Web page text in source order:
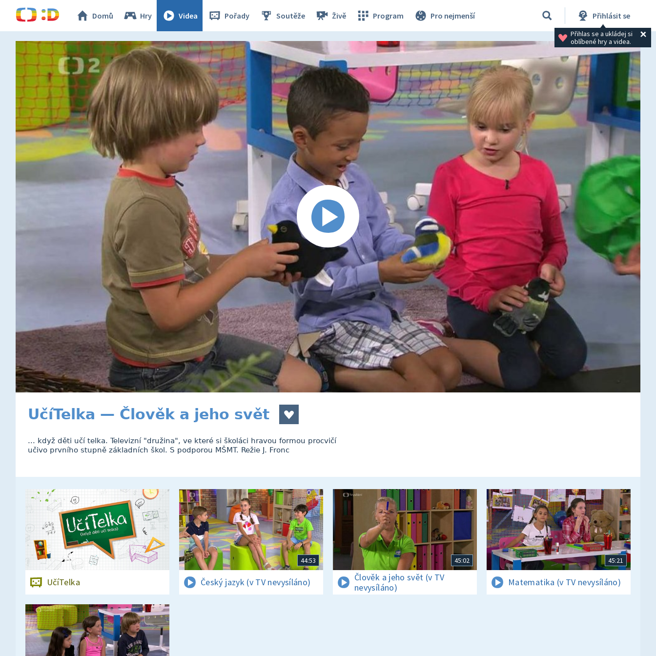
Domů Hry Videa Pořady Soutěže Živě Program Pro nejmenší Přihlásit se
Přihlas se a ukládej si
oblíbené hry a videa.
UčíTelka — Člověk a jeho svět
... když děti učí telka. Televizní "družina", ve které si školáci hravou formou procvičí
učivo prvního stupně základních škol. S podporou MŠMT. Režie J. Fronc
UčíTelka
44:53
Český jazyk (v TV nevysíláno)
45:02
Člověk a jeho svět (v TV
nevysíláno)
45:21
Matematika (v TV nevysíláno)